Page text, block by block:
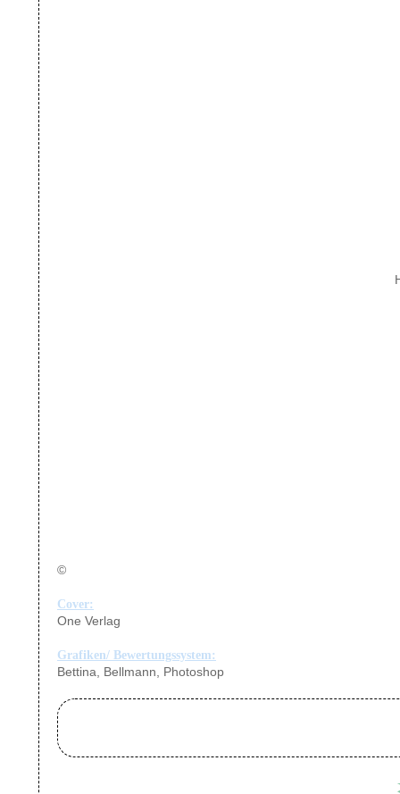
©
Cover:
One Verlag
Grafiken/ Bewertungssystem:
Bettina, Bellmann, Photoshop